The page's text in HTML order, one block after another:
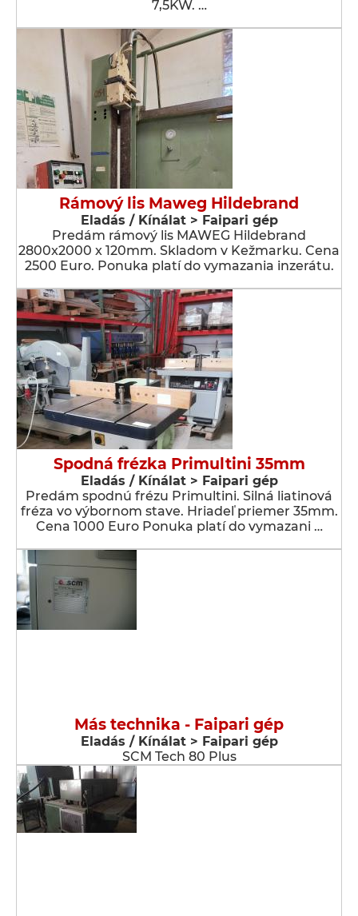
7,5KW. …
Rámový lis Maweg Hildebrand
Eladás / Kínálat > Faipari gép
Predám rámový lis MAWEG Hildebrand
2800x2000 x 120mm. Skladom v Kežmarku. Cena
2500 Euro. Ponuka platí do vymazania inzerátu.
Spodná frézka Primultini 35mm
Eladás / Kínálat > Faipari gép
Predám spodnú frézu Primultini. Silná liatinová
fréza vo výbornom stave. Hriadeľ priemer 35mm.
Cena 1000 Euro Ponuka platí do vymazani …
Más technika - Faipari gép
Eladás / Kínálat > Faipari gép
SCM Tech 80 Plus